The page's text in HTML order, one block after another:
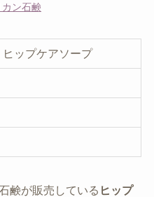
ン石鹸
ップケアソープ
鹸が販売している ヒップ